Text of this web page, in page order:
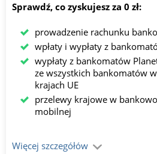
Sprawdź, co zyskujesz za 0 zł:
prowadzenie rachunku
wpłaty i wypłaty z
wypłaty z bankomatów
ze wszystkich bankomatów
krajach UE
przelewy krajowe w
mobilnej
Więcej szczegółów